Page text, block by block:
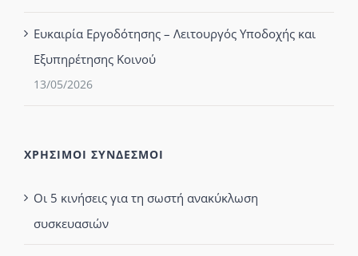
Ευκαιρία Εργοδότησης – Λειτουργός Υποδοχής και
Εξυπηρέτησης Κοινού
13/05/2026
ΧΡΗΣΙΜΟΙ ΣΥΝΔΕΣΜΟΙ
Οι 5 κινήσεις για τη σωστή ανακύκλωση
συσκευασιών